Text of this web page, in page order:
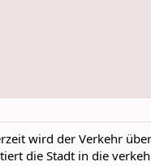
wird der Verkehr
die Stadt in die